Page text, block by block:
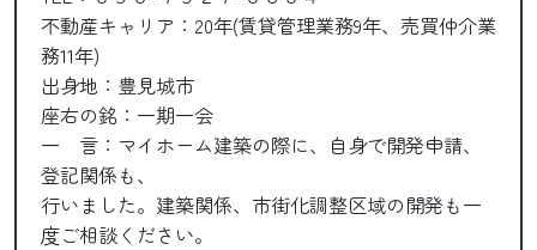
不動産キャリア：20年(賃貸管理業務9年、売買仲介業
務11年)
出身地：豊見城市
座右の銘：一期一会
一 言：マイホーム建築の際に、自身で開発申請、
登記関係も、
行いました。建築関係、市街化調整区域の開発も一
度ご相談ください。